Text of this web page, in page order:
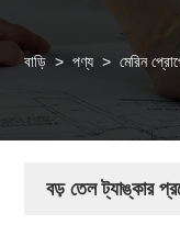
বাড়ি > পণ্য > মেরিন
বড় তেল ট্যাঙ্কার